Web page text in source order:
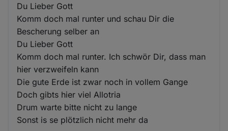
Du Lieber Gott
Komm doch mal runter und schau Dir die
Bescherung selber an
Du Lieber Gott
Komm doch mal runter. Ich schwör Dir, dass man
hier verzweifeln kann
Die gute Erde ist zwar noch in vollem Gange
Doch gibts hier viel Allotria
Drum warte bitte nicht zu lange
Sonst is se plötzlich nicht mehr da